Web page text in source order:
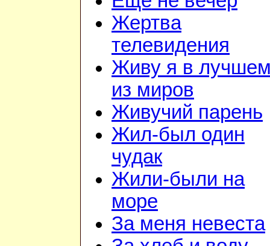
Жертва
телевидения
Живу я в
из миров
Живучий парень
Жил-был один
чудак
Жили-были на
море
За меня невеста